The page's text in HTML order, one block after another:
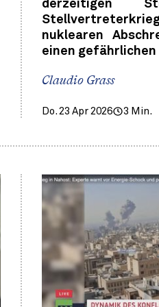
derzeitigen
nuklearen
einen
Claudio Grass
Do. 23 Apr 2026 3 Min.